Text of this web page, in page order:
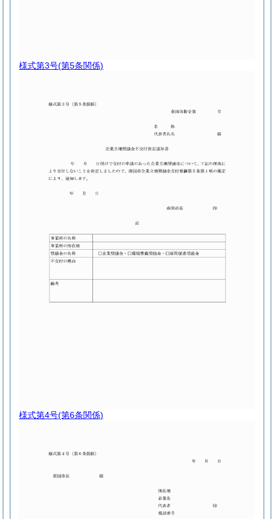
様式第3号(第5条関係)
様式第4号(第6条関係)